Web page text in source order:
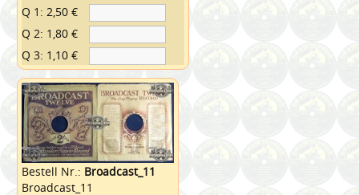
Q 1: 2,50 €
Q 2: 1,80 €
Q 3: 1,10 €
Bestell Nr.: Broadcast_11
Broadcast_11